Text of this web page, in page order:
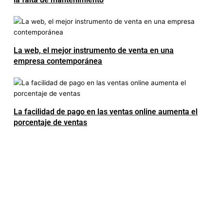
La web, el mejor instrumento de venta en una
empresa contemporánea
La facilidad de pago en las ventas online aumenta el
porcentaje de ventas